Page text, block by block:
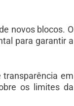
novos blocos. O
para garantir a
em
os limites da